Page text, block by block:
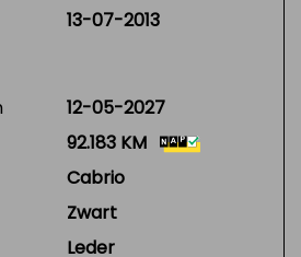
13-07-2013
12-05-2027
92.183 KM
Cabrio
Zwart
Leder